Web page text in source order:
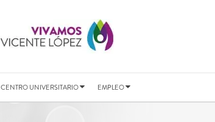
CENTRO UNIVERSITARIO EMPLEO